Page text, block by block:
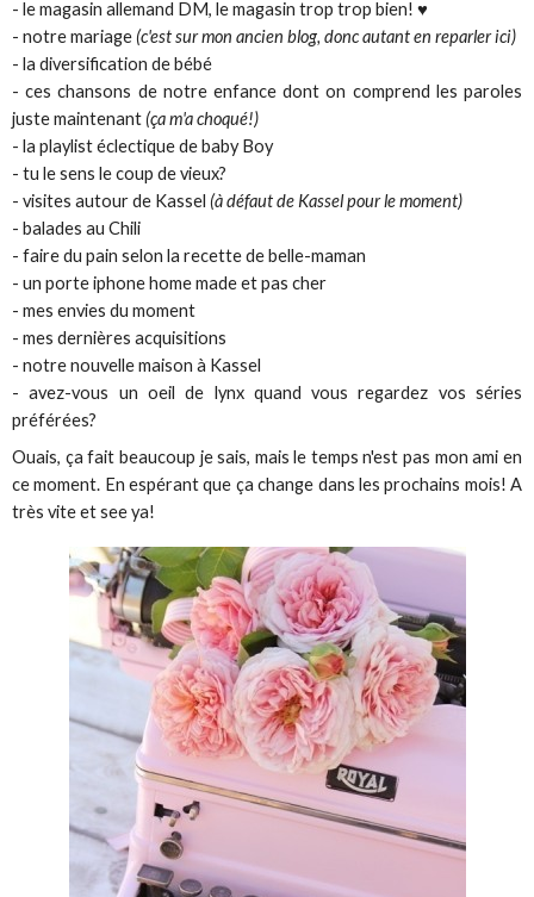
- le magasin allemand DM, le magasin trop trop bien! ♥
- notre mariage (c'est sur mon ancien blog, donc autant en reparler ici)
- la diversification de bébé
- ces chansons de notre enfance dont on comprend les paroles
juste maintenant (ça m'a choqué!)
- la playlist éclectique de baby Boy
- tu le sens le coup de vieux?
- visites autour de Kassel (à défaut de Kassel pour le moment)
- balades au Chili
- faire du pain selon la recette de belle-maman
- un porte iphone home made et pas cher
- mes envies du moment
- mes dernières acquisitions
- notre nouvelle maison à Kassel
- avez-vous un oeil de lynx quand vous regardez vos séries
préférées?
Ouais, ça fait beaucoup je sais, mais le temps n'est pas mon ami en
ce moment. En espérant que ça change dans les prochains mois! A
très vite et see ya!